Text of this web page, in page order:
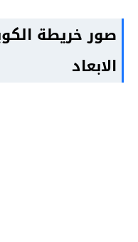
صور خريطة
الابعاد